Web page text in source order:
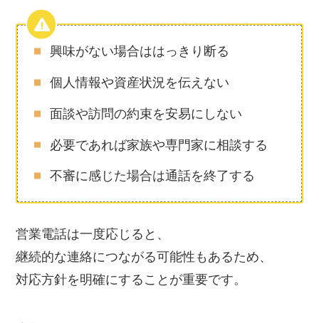
興味がない場合ははっきり断る
個人情報や資産状況を伝えない
面談や訪問の約束を安易にしない
必要であれば家族や専門家に相談する
不審に感じた場合は通話を終了する
営業電話は一度応じると、
継続的な連絡につながる可能性もあるため、
対応方針を明確にすることが重要です。